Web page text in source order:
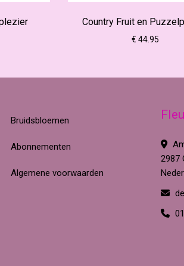
Country Fruit en
€ 44.95
Bruidsbloemen
Abonnementen
Algemene voorwaarden
2987